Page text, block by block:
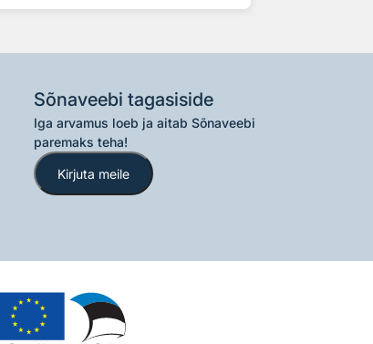
Sõnaveebi tagasiside
Iga arvamus loeb ja aitab Sõnaveebi
paremaks teha!
Kirjuta meile